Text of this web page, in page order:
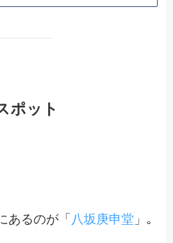
ポット
あるのが「 八坂庚申堂 」｡